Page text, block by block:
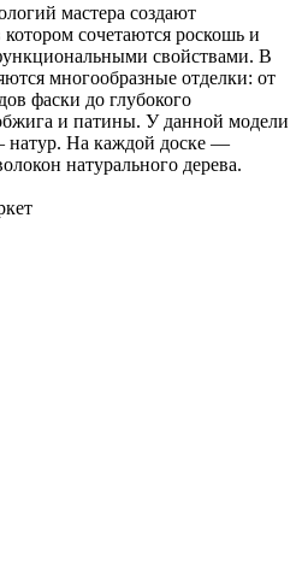
мастера создают
сочетаются роскошь и
свойствами. В
многообразные отделки: от
фаски до глубокого
и патины. У данной модели
натур. На каждой доске —
натурального дерева.